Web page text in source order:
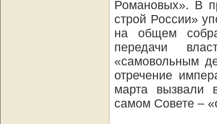
Романовых». В
строй России»
на общем
передачи
«самовольным
отречение
марта вызвали
самом Совете –